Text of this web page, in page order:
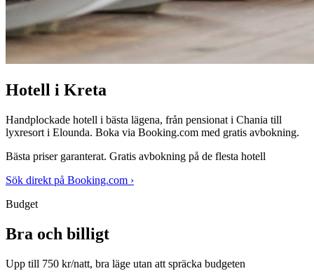
Hotell i Kreta
Handplockade hotell i bästa lägena, från pensionat i Chania till
lyxresort i Elounda. Boka via Booking.com med gratis avbokning.
Bästa priser garanterat. Gratis avbokning på de flesta hotell
Sök direkt på Booking.com ›
Budget
Bra och billigt
Upp till 750 kr/natt, bra läge utan att spräcka budgeten